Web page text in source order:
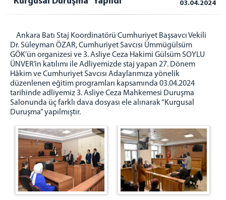
İcra Müdürlüğü
Adli Destek ve Mağdur Hizmetleri Müdürlüğü
Medya İletişim Bürosu
Vergi Numaramız
Faaliyet Raporu
BAŞSAVCILIK
Cumhuriyet Başsavcısı
KOMİSYON
Adalet Komisyonu Başkanı
Müstemir Yetkili Hakimlerin İzin Durumları
MÜLHAKATLARIMIZ
Beypazarı Adliyesi
03.04.2024
Ankara Batı Staj Koordinatörü Cumhuriyet Başsavcı Vekili
Dr. Süleyman ÖZAR, Cumhuriyet Savcısı Ümmügülsüm
GÖK’ün organizesi ve 3. Asliye Ceza Hakimi Gülsüm SOYLU
ÜNVER’in katılımı ile Adliyemizde staj yapan 27. Dönem
Hâkim ve Cumhuriyet Savcısı Adaylarımıza yönelik
düzenlenen eğitim programları kapsamında 03.04.2024
tarihinde adliyemiz 3. Asliye Ceza Mahkemesi Duruşma
Salonunda üç farklı dava dosyası ele alınarak “Kurgusal
Duruşma” yapılmıştır.